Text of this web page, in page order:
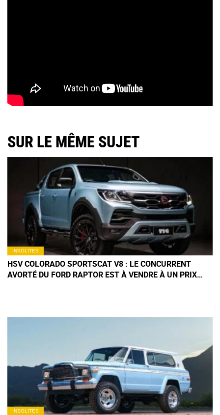
SUR LE MÊME SUJET
INSOLITES
HSV COLORADO SPORTSCAT V8 : LE CONCURRENT
AVORTÉ DU FORD RAPTOR EST À VENDRE À UN PRIX
INSOLITES